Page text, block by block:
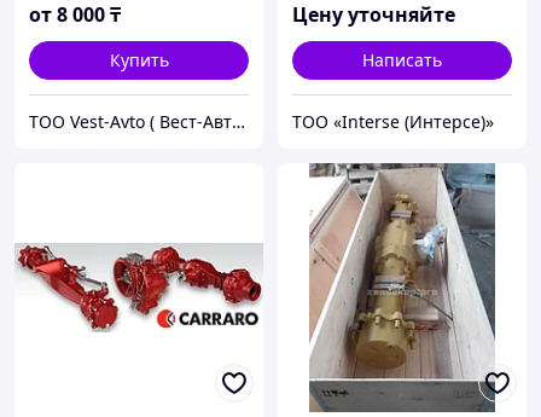
от8 000₸
Купить
ТОО Vest-Avto ( Вест-Авто )
Цену уточняйте
Написать
ТОО «Interse (Интерсе)»